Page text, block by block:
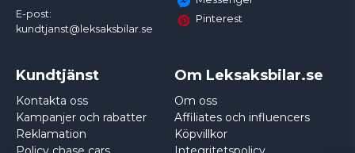
E-post:
kundtjanst@leksaksbilar.se
Pinterest
Kundtjänst
Kontakta oss
Kampanjer och rabatter
Reklamation
Om Leksaksbilar.se
Om oss
Affiliates och influencers
Köpvillkor